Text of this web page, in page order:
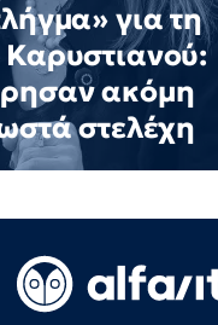
για τη
ακόμη
στελέχη